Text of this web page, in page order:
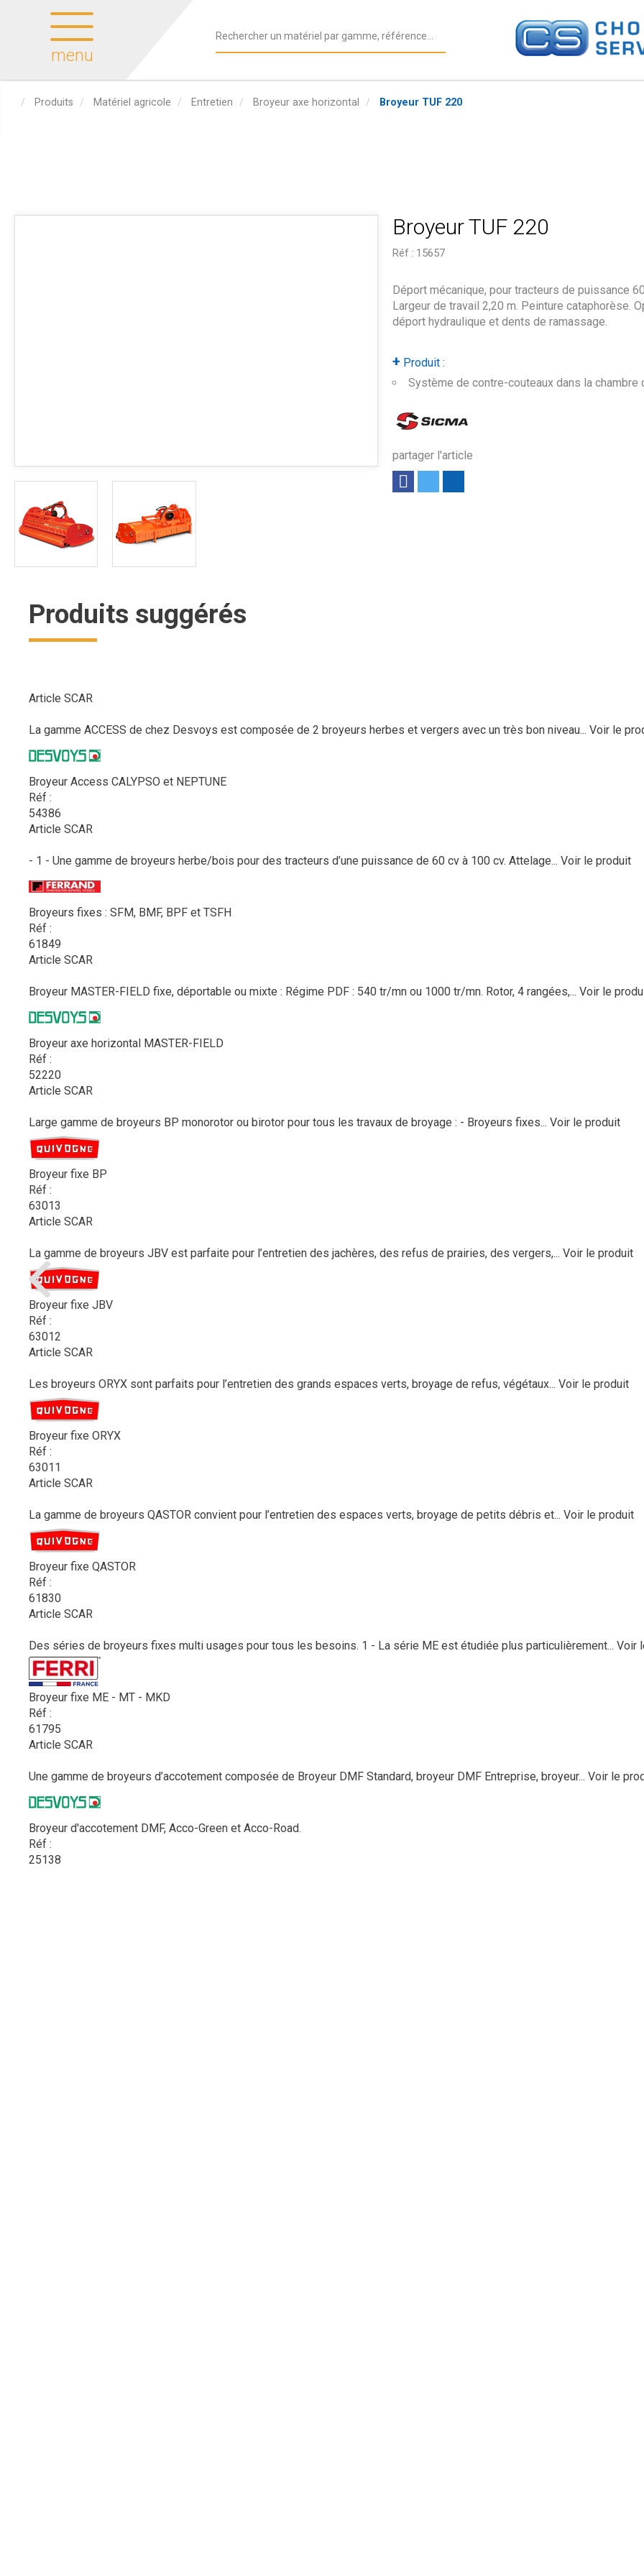
menu
Produits Matériel agricole Entretien Broyeur axe horizontal Broyeur TUF 220
Broyeur TUF 220
Réf : 15657
+ Produit :
Système de contre-couteaux dans la chambre
partager l'article
Déport mécanique, pour tracteurs de puissance
Largeur de travail 2,20 m. Peinture cataphorèse.
déport hydraulique et dents de ramassage.
Produits suggérés
Article SCAR
La gamme ACCESS de chez Desvoys est composée de 2 broyeurs herbes et vergers avec un très bon niveau... Voir le
Broyeur Access CALYPSO et NEPTUNE
Réf :
54386
Article SCAR
- 1 - Une gamme de broyeurs herbe/bois pour des tracteurs d’une puissance de 60 cv à 100 cv. Attelage... Voir le produit
Broyeurs fixes : SFM, BMF, BPF et TSFH
Réf :
61849
Article SCAR
Broyeur MASTER-FIELD fixe, déportable ou mixte : Régime PDF : 540 tr/mn ou 1000 tr/mn. Rotor, 4 rangées,... Voir le
Broyeur axe horizontal MASTER-FIELD
Réf :
52220
Article SCAR
Large gamme de broyeurs BP monorotor ou birotor pour tous les travaux de broyage : - Broyeurs fixes... Voir le produit
Broyeur fixe BP
Réf :
63013
Article SCAR
La gamme de broyeurs JBV est parfaite pour l’entretien des jachères, des refus de prairies, des vergers,... Voir le produit
Broyeur fixe JBV
Réf :
63012
Article SCAR
Les broyeurs ORYX sont parfaits pour l’entretien des grands espaces verts, broyage de refus, végétaux... Voir le produit
Broyeur fixe ORYX
Réf :
63011
Article SCAR
La gamme de broyeurs QASTOR convient pour l’entretien des espaces verts, broyage de petits débris et... Voir le produit
Broyeur fixe QASTOR
Réf :
61830
Article SCAR
Des séries de broyeurs fixes multi usages pour tous les besoins. 1 - La série ME est étudiée plus particulièrement... Voir
Broyeur fixe ME - MT - MKD
Réf :
61795
Article SCAR
Une gamme de broyeurs d’accotement composée de Broyeur DMF Standard, broyeur DMF Entreprise, broyeur... Voir le
Broyeur d'accotement DMF, Acco-Green et Acco-Road.
Réf :
25138